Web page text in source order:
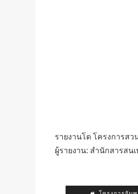
รายงานโด โครงการสว
ผู้รายงาน: สำนักสารสน